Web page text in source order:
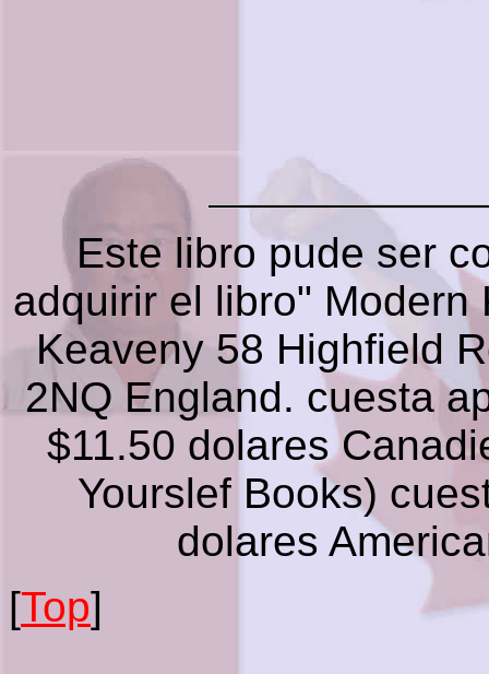
Este libro pude ser
adquirir el libro"
Keaveny 58 Highfield
2NQ England. cuesta
$11.50 dolares
Yourslef Books)
dolares
[Top]